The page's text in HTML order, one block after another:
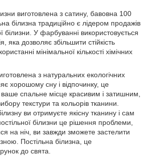
виготовлена з сатину, бавовна 100
білизна традиційно є лідером продажів
білизни. У фарбуванні використовується
яка дозволяє збільшити стійкість
мінімальної кількості хімічних
з натуральних екологічних
хорошому сну і відпочинку, це
ваше спальне місце красивим і затишним,
текстури та кольорів тканини.
ви отримуєте якісну тканину і сам
білизни це рішення проблеми,
на ніч, ви завжди зможете застелити
Постільна білизна, це
до свята.